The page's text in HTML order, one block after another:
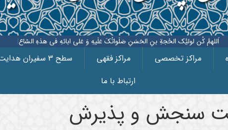
کُن لولیَّک الحُجةِ بنِ الحَسَنِ صَلَواتُکَ عَلَیهِ وَ عَلی ابائهِ فی هذهِ السّاعةِ، وَ فی کُلّ ساعَة
مراکز تخصصی مراکز فقهی سطح 3 سفیران هدایت
ارتباط با ما
سنجش و پذیرش